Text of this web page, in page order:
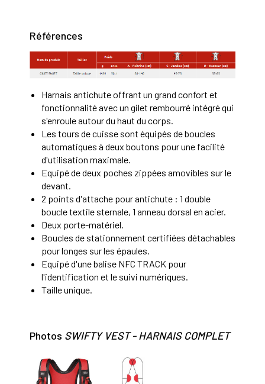
Références
Harnais antichute offrant un grand confort et
fonctionnalité avec un gilet rembourré intégré qui
s'enroule autour du haut du corps.
Les tours de cuisse sont équipés de boucles
automatiques à deux boutons pour une facilité
d'utilisation maximale.
Equipé de deux poches zippées amovibles sur le
devant.
2 points d'attache pour antichute : 1 double
boucle textile sternale, 1 anneau dorsal en acier.
Deux porte-matériel.
Boucles de stationnement certifiées détachables
pour longes sur les épaules.
Equipé d'une balise NFC TRACK pour
l'identification et le suivi numériques.
Taille unique.
Photos SWIFTY VEST - HARNAIS COMPLET